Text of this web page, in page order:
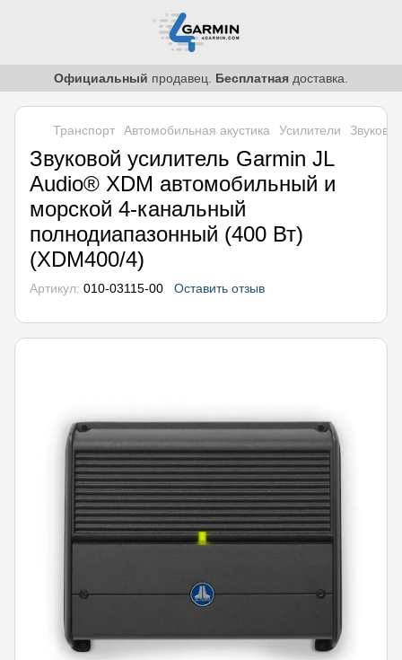
Официальный продавец. Бесплатная доставка.
Транспорт Автомобильная акустика Усилители
Звуковой усилитель Garmin JL
Audio® XDM автомобильный и
морской 4-канальный
полнодиапазонный (400 Вт)
(XDM400/4)
Артикул: 010-03115-00 Оставить отзыв